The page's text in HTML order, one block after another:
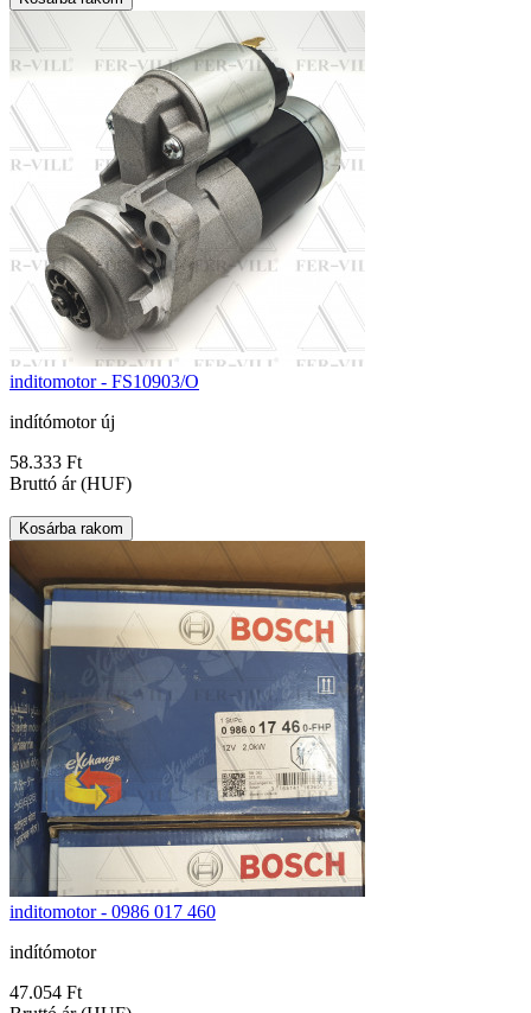
inditomotor - FS10903/O
indítómotor új
58.333 Ft
Bruttó ár (HUF)
inditomotor - 0986 017 460
indítómotor
47.054 Ft